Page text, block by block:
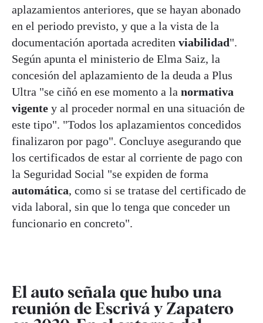
aplazamientos anteriores, que se hayan abonado
en el periodo previsto, y que a la vista de la
documentación aportada acrediten viabilidad".
Según apunta el ministerio de Elma Saiz, la
concesión del aplazamiento de la deuda a Plus
Ultra "se ciñó en ese momento a la normativa
vigente y al proceder normal en una situación de
este tipo". "Todos los aplazamientos concedidos
finalizaron por pago". Concluye asegurando que
los certificados de estar al corriente de pago con
la Seguridad Social "se expiden de forma
automática, como si se tratase del certificado de
vida laboral, sin que lo tenga que conceder un
funcionario en concreto".
El auto señala que hubo una
reunión de Escrivá y Zapatero